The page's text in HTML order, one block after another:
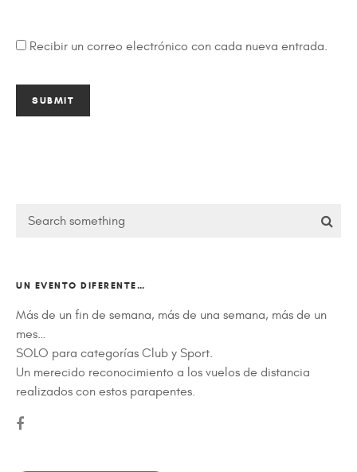
Recibir un correo electrónico con cada nueva entrada.
UN EVENTO DIFERENTE…
Más de un fin de semana, más de una semana, más de un
mes…
SOLO para categorías Club y Sport.
Un merecido reconocimiento a los vuelos de distancia
realizados con estos parapentes.